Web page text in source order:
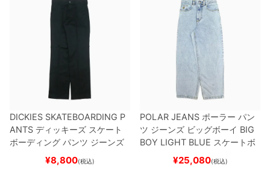
DICKIES SKATEBOARDING P
ANTS ディッキーズ スケート
ボーディング パンツ ジーンズ
SLIM FIT 30 LENGTH
スケートボード スケボー
¥8,800(税込)
POLAR JEANS ポーラー パン
ツ ジーンズ ビッグボーイ BIG
BOY LIGHT BLUE スケートボ
ード スケボー
¥25,080(税込)